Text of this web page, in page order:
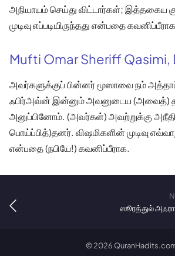
அநியாயம் செய்து விட்டார்கள்; இத்தகைய
முடிவு எப்படியிருந்தது என்பதை
Mufti Omar Sheriff Qasimi,
அவர்களுக்குப் பின்னர் மூஸாவை நம்
ஃபிர்அவ்ன் இன்னும் அவனுடைய (அவைத்)
அனுப்பினோம். (அவர்கள்) அவற்றுக்கு
பொய்ப்பித்)தனர். விஷமிகளின் முடிவு
என்பதை (நபியே!) கவனிப்பீராக.
ஸூரத்துல்
©2026